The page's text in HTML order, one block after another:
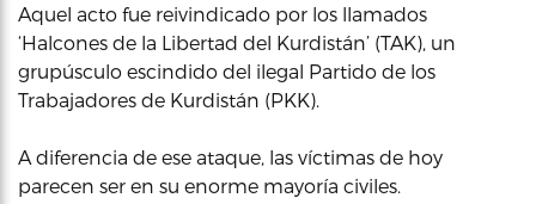
Aquel acto fue reivindicado por los llamados
‘Halcones de la Libertad del Kurdistán’ (TAK), un
grupúsculo escindido del ilegal Partido de los
Trabajadores de Kurdistán (PKK).
A diferencia de ese ataque, las víctimas de hoy
parecen ser en su enorme mayoría civiles.